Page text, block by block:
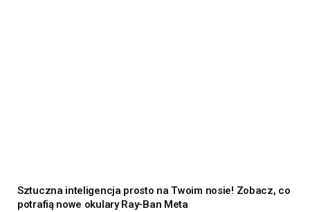
Sztuczna inteligencja prosto na Twoim nosie! Zobacz, co
potrafią nowe okulary Ray-Ban Meta